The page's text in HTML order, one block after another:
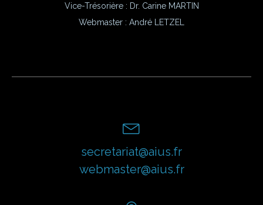
Vice-Trésorière : Dr. Carine MARTIN
Webmaster : André LETZEL
secretariat@aius.fr
webmaster@aius.fr